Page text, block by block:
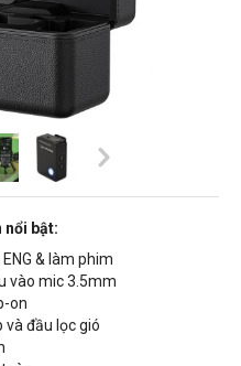
nổi bật:
& làm phim
vào mic 3.5mm
on
và đầu lọc gió